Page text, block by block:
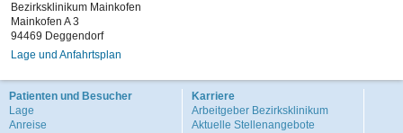
Bezirksklinikum Mainkofen
Mainkofen A 3
94469 Deggendorf
Lage und Anfahrtsplan
Patienten und Besucher
Lage
Anreise
Karriere
Arbeitgeber Bezirksklinikum
Aktuelle Stellenangebote